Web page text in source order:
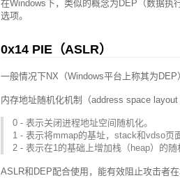
在Windows下，类似的概念为DEP（数据
选项。
0x14 PIE（ASLR）
一般情况下NX（Windows平台上称其为
内存地址随机化机制（address space
0 - 表示关闭进程地址空间随机化。
1 - 表示将mmap的基址，stack和vdso页
2 - 表示在1的基础上增加栈（heap）的随
ASLR和DEP配合使用，能有效阻止攻击者